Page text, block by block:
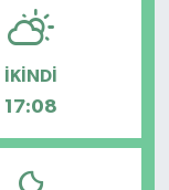
İKINDI
17:08